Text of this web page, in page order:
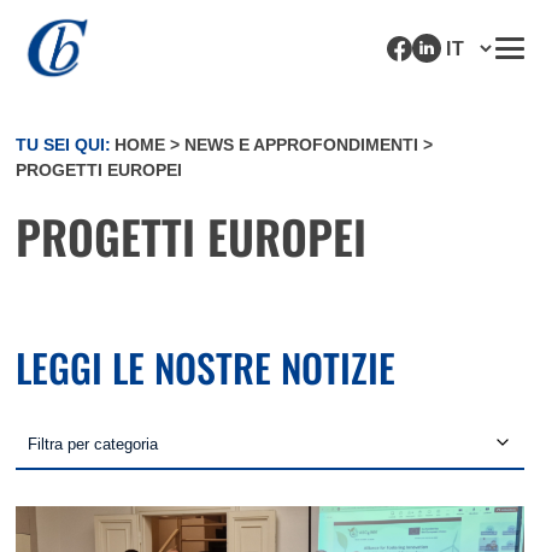
TU SEI QUI: HOME > NEWS E APPROFONDIMENTI >
PROGETTI EUROPEI
PROGETTI EUROPEI
LEGGI LE NOSTRE NOTIZIE
Filtra per categoria